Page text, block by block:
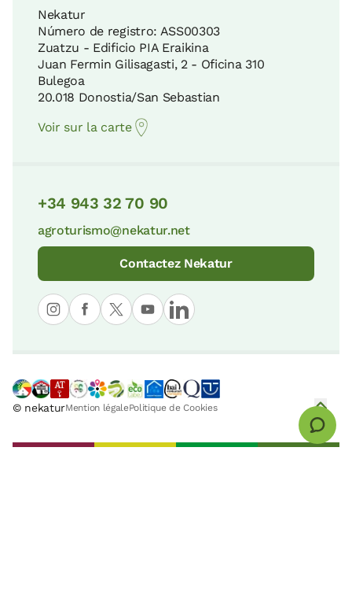
Nekatur
Número de registro: ASS00303
Zuatzu - Edificio PIA Eraikina
Juan Fermin Gilisagasti, 2 - Oficina 310
Bulegoa
20.018 Donostia/San Sebastian
Voir sur la carte
+34 943 32 70 90
agroturismo@nekatur.net
Contactez Nekatur
© nekaturMention légalePolitique de Cookies